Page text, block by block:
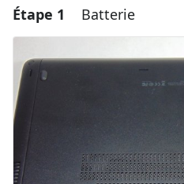
Étape 1 Batterie